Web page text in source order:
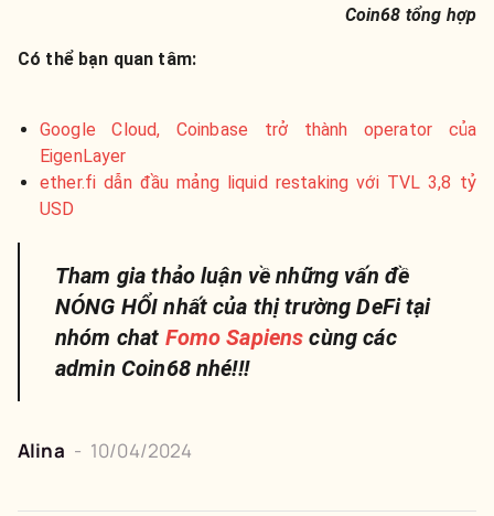
Coin68 tổng hợp
Có thể bạn quan tâm:
Google Cloud, Coinbase trở thành operator của
EigenLayer
ether.fi dẫn đầu mảng liquid restaking với TVL 3,8 tỷ
USD
Tham gia thảo luận về những vấn đề
NÓNG HỔI nhất của thị trường DeFi tại
nhóm chat Fomo Sapiens cùng các
admin Coin68 nhé!!!
Alina - 10/04/2024